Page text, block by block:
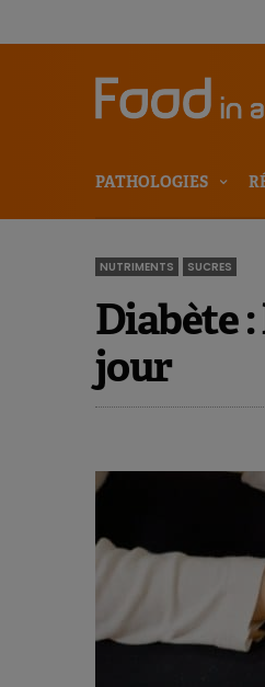
PATHOLOGIES
NUTRIMENTS SUCRES
Diabète
jour